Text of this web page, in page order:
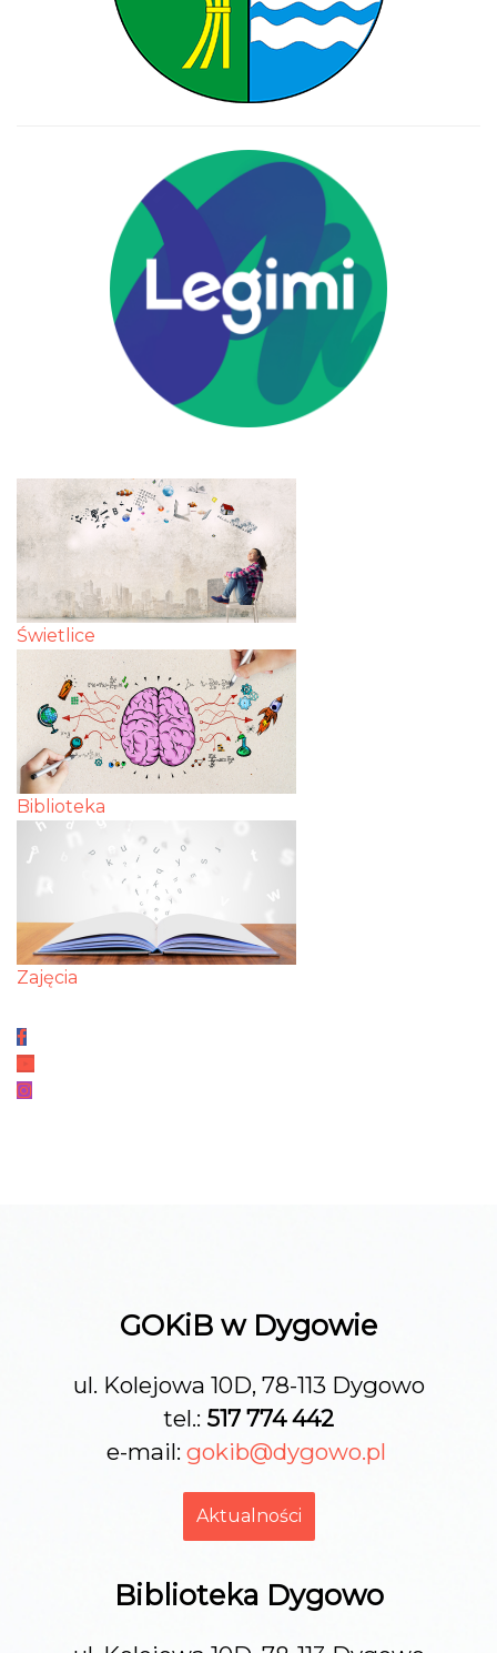
Świetlice
Biblioteka
Zajęcia
GOKiB w Dygowie
ul. Kolejowa 10D, 78-113 Dygowo
tel.: 517 774 442
e-mail: gokib@dygowo.pl
Aktualności
Biblioteka Dygowo